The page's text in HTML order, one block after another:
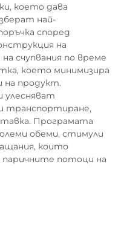
което дава
най-
според
на
счупвания по време
което минимизира
на продукт.
транспортиране,
Програмата
обеми, стимули
които
потоци на